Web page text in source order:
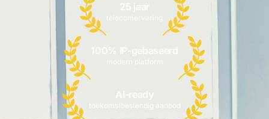
25 jaar
telecomervaring
100% IP-gebaseerd
modern platform
AI-ready
toekomstbestendig aanbod